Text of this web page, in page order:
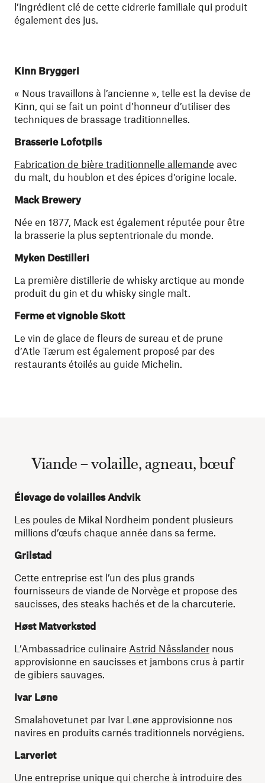
l’ingrédient clé de cette cidrerie familiale qui produit
également des jus.
Kinn Bryggeri
« Nous travaillons à l’ancienne », telle est la devise de
Kinn, qui se fait un point d’honneur d’utiliser des
techniques de brassage traditionnelles.
Brasserie Lofotpils
Fabrication de bière traditionnelle allemande avec
du malt, du houblon et des épices d’origine locale.
Mack Brewery
Née en 1877, Mack est également réputée pour être
la brasserie la plus septentrionale du monde.
Myken Destilleri
La première distillerie de whisky arctique au monde
produit du gin et du whisky single malt.
Ferme et vignoble Skott
Le vin de glace de fleurs de sureau et de prune
d’Atle Tærum est également proposé par des
restaurants étoilés au guide Michelin.
Viande – volaille, agneau, bœuf
Élevage de volailles Andvik
Les poules de Mikal Nordheim pondent plusieurs
millions d’œufs chaque année dans sa ferme.
Grilstad
Cette entreprise est l’un des plus grands
fournisseurs de viande de Norvège et propose des
saucisses, des steaks hachés et de la charcuterie.
Høst Matverksted
L’Ambassadrice culinaire Astrid Nåsslander nous
approvisionne en saucisses et jambons crus à partir
de gibiers sauvages.
Ivar Løne
Smalahovetunet par Ivar Løne approvisionne nos
navires en produits carnés traditionnels norvégiens.
Larveriet
Une entreprise unique qui cherche à introduire des